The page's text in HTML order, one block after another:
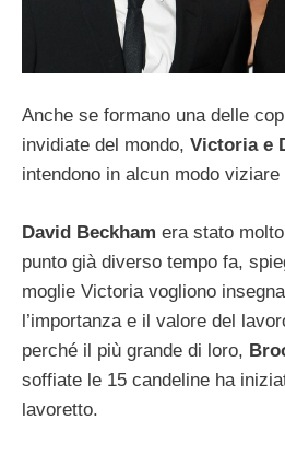
Anche se formano una delle
invidiate del mondo, Victoria e
intendono in alcun modo
David Beckham era stato
punto già diverso tempo fa,
moglie Victoria vogliono
l’importanza e il valore del
perché il più grande di loro,
soffiate le 15 candeline ha
lavoretto.